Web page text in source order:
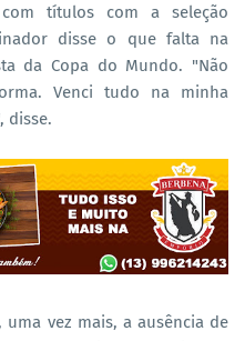
títulos com a seleção
disse o que falta na
da Copa do Mundo. "Não
Venci tudo na minha
disse.
vez mais, a ausência de